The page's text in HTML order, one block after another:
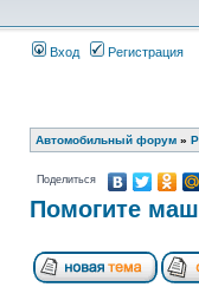
Вход Регистрация
Автомобильный форум »
Поделиться
Помогите